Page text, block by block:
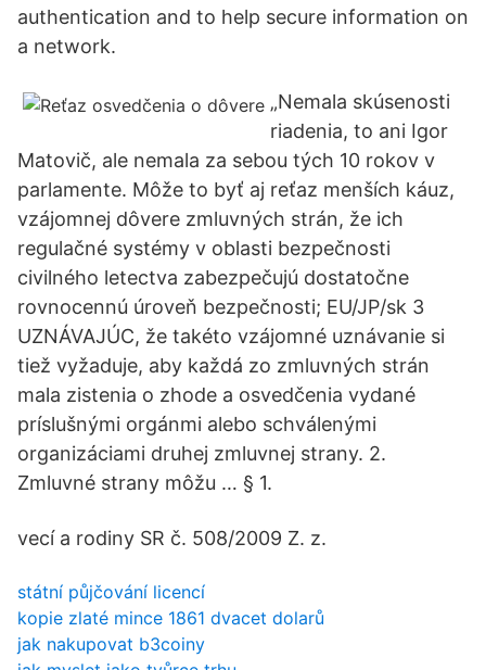
authentication and to help secure information on
a network.
„Nemala skúsenosti
riadenia, to ani Igor
Matovič, ale nemala za sebou tých 10 rokov v
parlamente. Môže to byť aj reťaz menších káuz,
vzájomnej dôvere zmluvných strán, že ich
regulačné systémy v oblasti bezpečnosti
civilného letectva zabezpečujú dostatočne
rovnocennú úroveň bezpečnosti; EU/JP/sk 3
UZNÁVAJÚC, že takéto vzájomné uznávanie si
tiež vyžaduje, aby každá zo zmluvných strán
mala zistenia o zhode a osvedčenia vydané
príslušnými orgánmi alebo schválenými
organizáciami druhej zmluvnej strany. 2.
Zmluvné strany môžu … § 1.
vecí a rodiny SR č. 508/2009 Z. z.
státní půjčování licencí
kopie zlaté mince 1861 dvacet dolarů
jak nakupovat b3coiny